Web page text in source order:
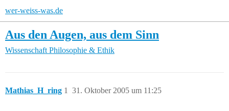
wer-weiss-was.de
Aus den Augen, aus dem Sinn
Wissenschaft Philosophie & Ethik
Mathias_H_ring 31. Oktober 2005 um 11:25
1